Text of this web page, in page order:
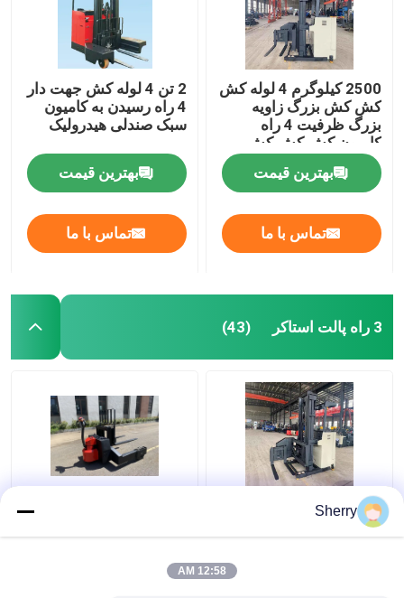
2500 کیلوگرم 4 لوله کش
کش کش بزرگ زاویه
بزرگ ظرفیت 4 راه
کامیون کش کش کش
بهترین قیمت
تماس با ما
2 تن 4 لوله کش جهت دار
4 راه رسیدن به کامیون
سبک صندلی هیدرولیک
بهترین قیمت
تماس با ما
3 راه پالت استاکر (43)
Sherry
12:58 AM